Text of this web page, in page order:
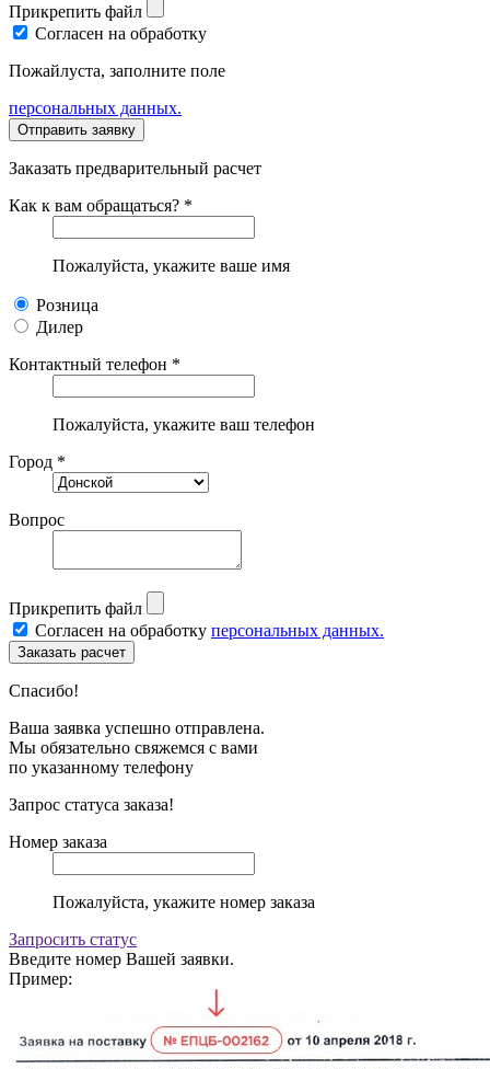
Прикрепить файл
Согласен на обработку
Пожайлуста, заполните поле
персональных данных.
Заказать предварительный расчет
Как к вам обращаться? *
Пожалуйста, укажите ваше имя
Розница
Дилер
Контактный телефон *
Пожалуйста, укажите ваш телефон
Город *
Вопрос
Прикрепить файл
Согласен на обработку персональных данных.
Спасибо!
Ваша заявка успешно отправлена.
Мы обязательно свяжемся с вами
по указанному телефону
Запрос статуса заказа!
Номер заказа
Пожалуйста, укажите номер заказа
Запросить статус
Введите номер Вашей заявки.
Пример: